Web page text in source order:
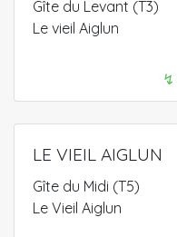
Gîte du Levant (T3)
Le vieil Aiglun
↯
LE VIEIL AIGLUN
Gîte du Midi (T5)
Le Vieil Aiglun